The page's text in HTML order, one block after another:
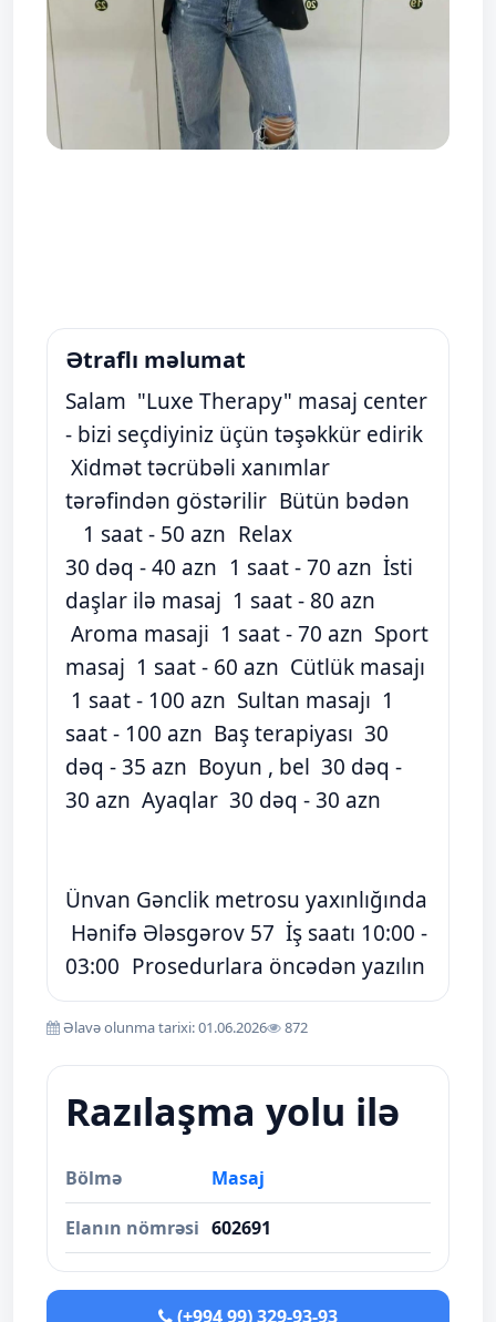
Ətraflı məlumat
Salam "Luxe Therapy" masaj center
- bizi seçdiyiniz üçün təşəkkür edirik
Xidmət təcrübəli xanımlar
tərəfindən göstərilir Bütün bədən
1 saat - 50 azn Relax
30 dəq - 40 azn 1 saat - 70 azn İsti
daşlar ilə masaj 1 saat - 80 azn
Aroma masaji 1 saat - 70 azn Sport
masaj 1 saat - 60 azn Cütlük masajı
1 saat - 100 azn Sultan masajı 1
saat - 100 azn Baş terapiyası 30
dəq - 35 azn Boyun , bel 30 dəq -
30 azn Ayaqlar 30 dəq - 30 azn
Ünvan Gənclik metrosu yaxınlığında
Hənifə Ələsgərov 57 İş saatı 10:00 -
03:00 Prosedurlara öncədən yazılın
Əlavə olunma tarixi: 01.06.2026 872
Razılaşma yolu ilə
Bölmə Masaj
Elanın nömrəsi 602691
(+994 99) 329-93-93